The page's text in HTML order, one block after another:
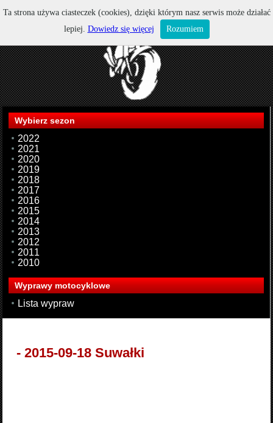
Wybierz sezon
2022
2021
2020
2019
2018
2017
2016
2015
2014
2013
2012
2011
2010
Wyprawy motocyklowe
Lista wypraw
- 2015-09-18 Suwałki
Ta strona używa ciasteczek (cookies), dzięki którym nasz serwis może działać
lepiej. Dowiedz się więcej Rozumiem